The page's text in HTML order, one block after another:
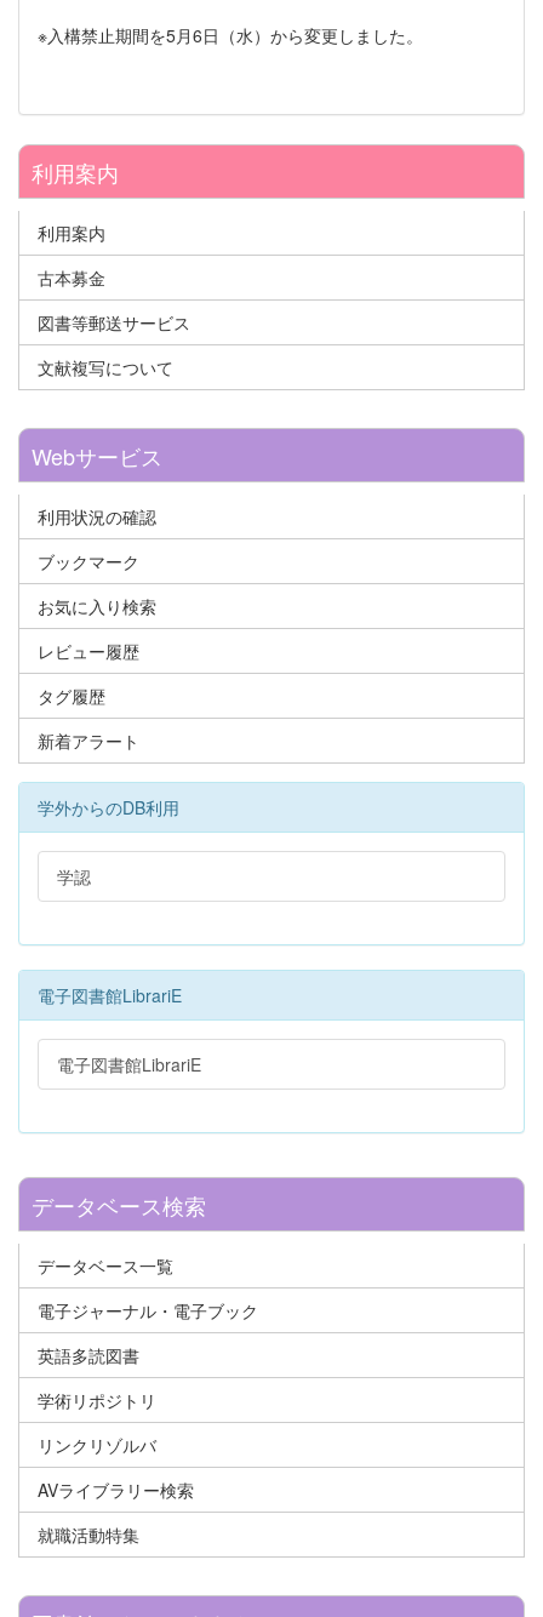
※入構禁止期間を5月6日（水）から変更しました。
利用案内
利用案内
古本募金
図書等郵送サービス
文献複写について
Webサービス
利用状況の確認
ブックマーク
お気に入り検索
レビュー履歴
タグ履歴
新着アラート
学外からのDB利用
学認
電子図書館LibrariE
電子図書館LibrariE
データベース検索
データベース一覧
電子ジャーナル・電子ブック
英語多読図書
学術リポジトリ
リンクリゾルバ
AVライブラリー検索
就職活動特集